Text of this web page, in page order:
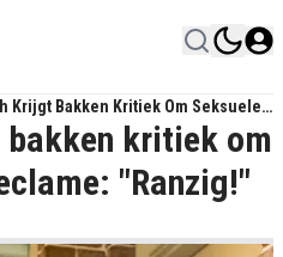
Krijgt Bakken Kritiek Om Seksuele
"Ranzig!"
kritiek om
"Ranzig!"